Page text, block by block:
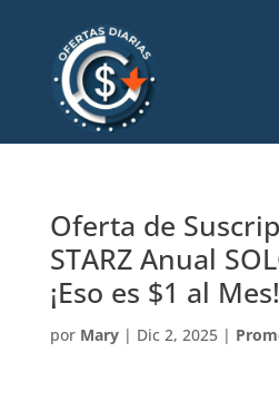
Oferta de
STARZ Anual
¡Eso es $1 al
por Mary| Dic 2, 2025|